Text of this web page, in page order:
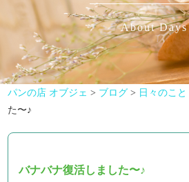
About Days
パンの店 オブジェ > ブログ > 日々のこと
た〜♪
バナバナ復活しました〜♪